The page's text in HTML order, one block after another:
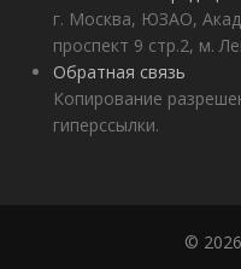
г. Москва, ЮЗАО,
проспект 9 стр.2, м.
Обратная связь
Копирование
гиперссылки.
©